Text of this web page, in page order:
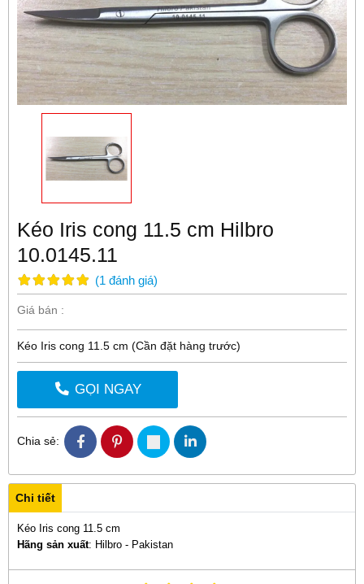
Kéo Iris cong 11.5 cm Hilbro
10.0145.11
(1 đánh giá)
Giá bán :
Kéo Iris cong 11.5 cm (Cần đặt hàng trước)
GỌI NGAY
Chia sẻ:
Chi tiết
Kéo Iris cong 11.5 cm
Hãng sản xuất: Hilbro - Pakistan